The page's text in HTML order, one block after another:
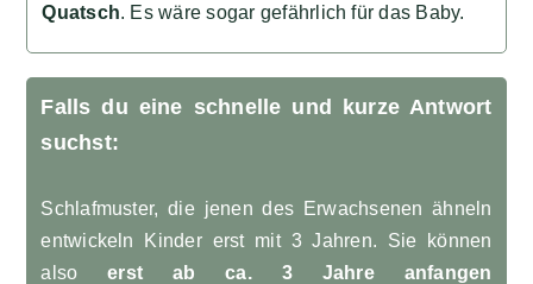
Quatsch. Es wäre sogar gefährlich für das Baby.
Falls du eine schnelle und kurze Antwort
suchst:
Schlafmuster, die jenen des Erwachsenen ähneln
entwickeln Kinder erst mit 3 Jahren. Sie können
alsoerst ab ca. 3 Jahre
anfangen